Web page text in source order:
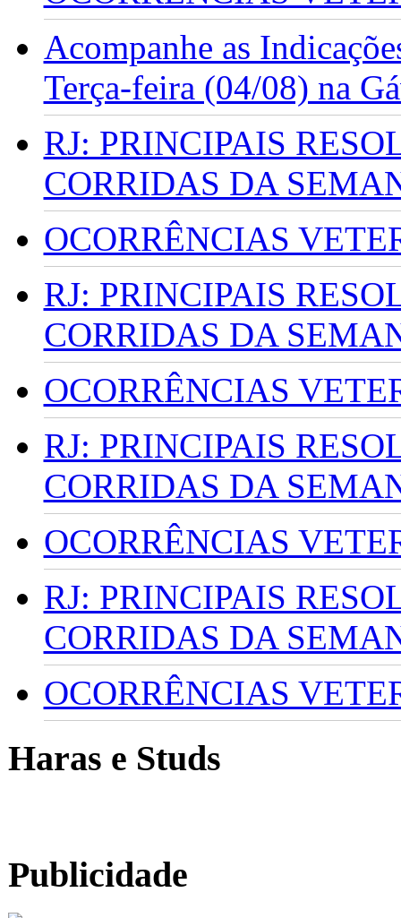
Acompanhe as
Terça-feira (04/08) na
RJ: PRINCIPAIS
CORRIDAS DA
OCORRÊNCIAS
RJ: PRINCIPAIS
CORRIDAS DA
OCORRÊNCIAS
RJ: PRINCIPAIS
CORRIDAS DA
OCORRÊNCIAS
RJ: PRINCIPAIS
CORRIDAS DA
OCORRÊNCIAS
Haras e Studs
Publicidade